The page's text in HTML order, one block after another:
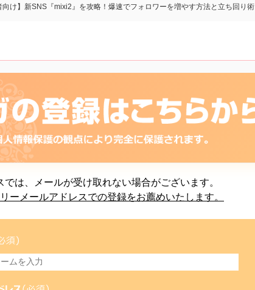
向け】新SNS『mixi2』を攻略！爆速でフォロワーを増やす方法と立ち回り術
は、メールが受け取れない場合がございます。
ーメールアドレスでの登録をお薦めいたします。